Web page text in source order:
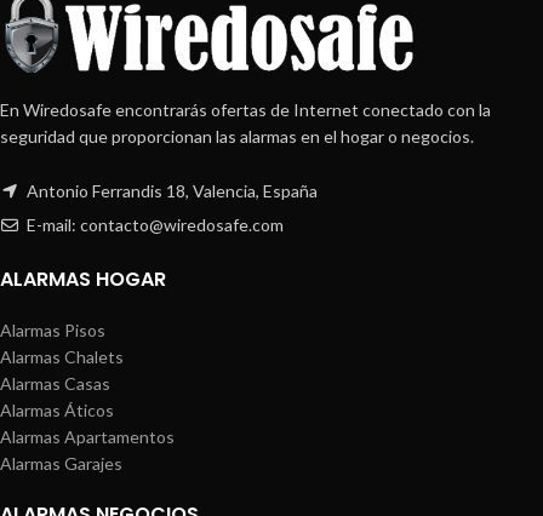
En Wiredosafe encontrarás ofertas de Internet conectado con la
seguridad que proporcionan las alarmas en el hogar o negocios.
Antonio Ferrandis 18, Valencia, España
E-mail: contacto@wiredosafe.com
ALARMAS HOGAR
Alarmas Pisos
Alarmas Chalets
Alarmas Casas
Alarmas Áticos
Alarmas Apartamentos
Alarmas Garajes